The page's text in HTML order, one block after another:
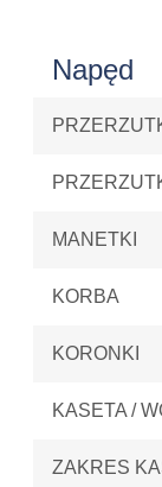
Napęd
MANETKI
KORBA
KORONKI
KASETA /
ZAKRES